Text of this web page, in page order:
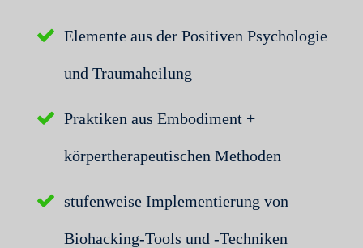
Elemente aus der Positiven Psychologie
und Traumaheilung
Praktiken aus Embodiment +
körpertherapeutischen Methoden
stufenweise Implementierung von
Biohacking-Tools und -Techniken